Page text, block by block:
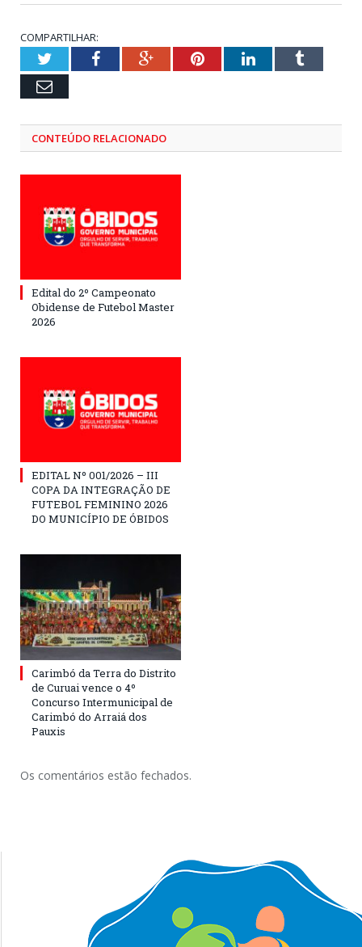
COMPARTILHAR:
TwitterFacebookGoogle+PinterestLinkedInTumblr
Email
CONTEÚDO RELACIONADO
Edital do 2º Campeonato
Obidense de Futebol Master
2026
EDITAL Nº 001/2026 – III
COPA DA INTEGRAÇÃO DE
FUTEBOL FEMININO 2026
DO MUNICÍPIO DE ÓBIDOS
Carimbó da Terra do Distrito
de Curuai vence o 4º
Concurso Intermunicipal de
Carimbó do Arraiá dos
Pauxis
Os comentários estão fechados.